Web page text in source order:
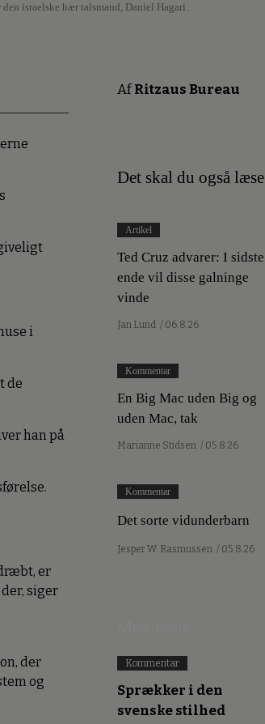
israelske hær talsmand, Daniel Hagari.
i
de
han på
er
siger
der
og
AfRitzaus Bureau
Det skal du også læse
Artikel
Ted Cruz advarer: I sidste
ende vil disse galninge
vinde
Jan Lund / 06.8.26
Kommentar
En Big Mac uden Big og
uden Mac, tak
Marianne Stidsen / 05.8.26
Kommentar
Det sorte vidunderbarn
Jesper W. Rasmussen / 05.8.26
Kommentar
Sprækker i den
svenske stilhed